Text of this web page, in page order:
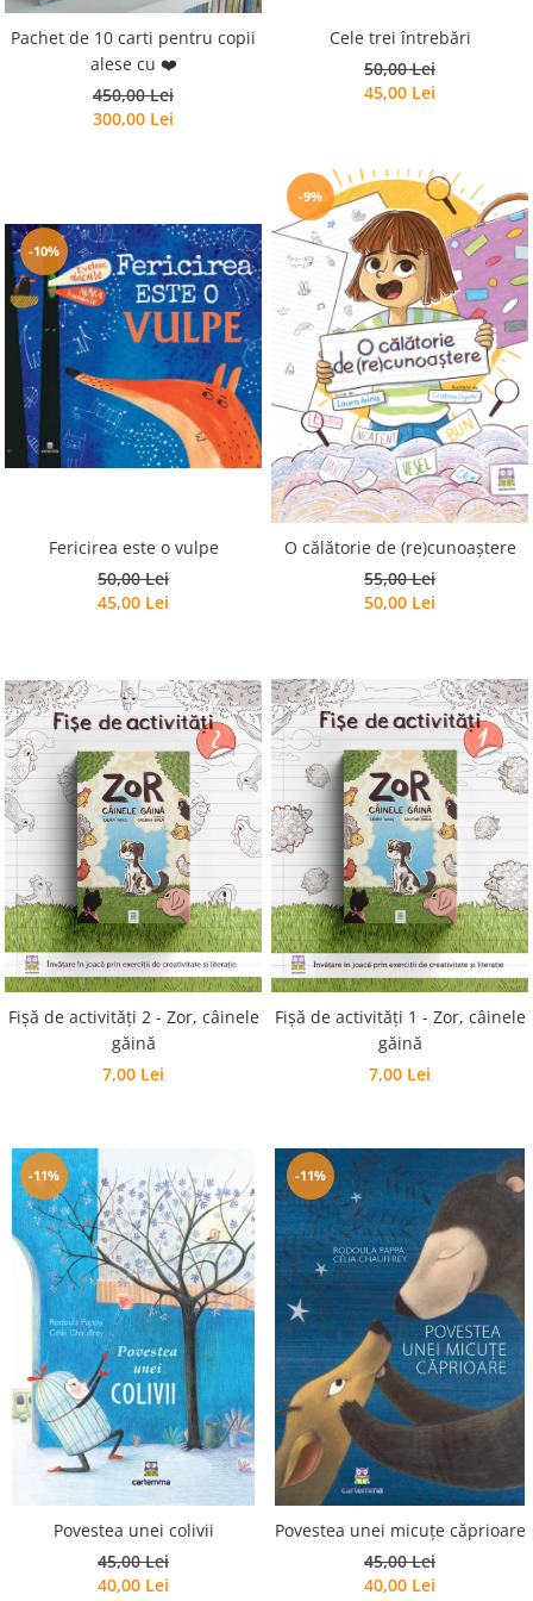
Pachet de 10 carti pentru copii
alese cu ❤️
450,00 Lei
300,00 Lei
Cele trei întrebări
50,00 Lei
45,00 Lei
-10%
Fericirea este o vulpe
50,00 Lei
45,00 Lei
-9%
O călătorie de (re)cunoaștere
55,00 Lei
50,00 Lei
Fișă de activități 2 - Zor, câinele
găină
7,00 Lei
Fișă de activități 1 - Zor, câinele
găină
7,00 Lei
-11%
Povestea unei colivii
45,00 Lei
40,00 Lei
-11%
Povestea unei micuțe căprioare
45,00 Lei
40,00 Lei